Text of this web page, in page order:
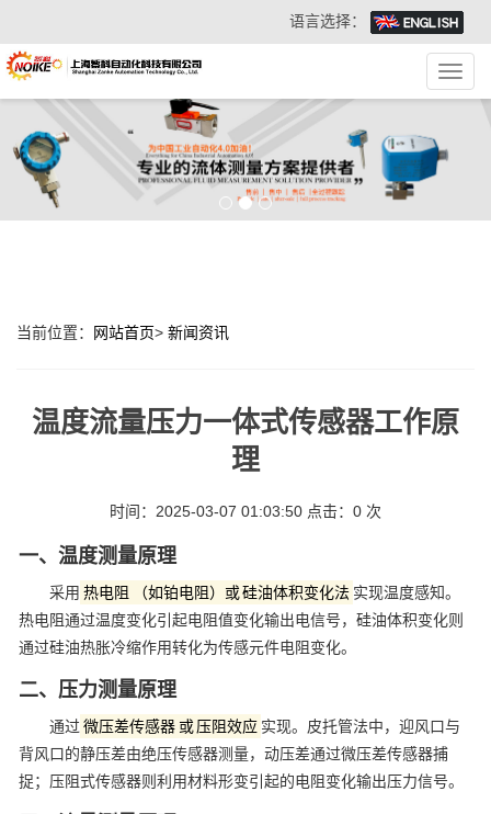
语言选择：
当前位置： 网站首页> 新闻资讯
温度流量压力一体式传感器工作原
理
时间：2025-03-07 01:03:50 点击： 0 次
一、温度测量原理
采用 ‌热电阻‌ （如铂电阻）或‌硅油体积变化法‌ 实现温度感知。
热电阻通过温度变化引起电阻值变化输出电信号，硅油体积变化则
通过硅油热胀冷缩作用转化为传感元件电阻变化‌。
二、压力测量原理
通过 ‌微压差传感器‌ 或 ‌压阻效应‌ 实现。皮托管法中，迎风口与
背风口的静压差由绝压传感器测量，动压差通过微压差传感器捕
捉；压阻式传感器则利用材料形变引起的电阻变化输出压力信号‌。